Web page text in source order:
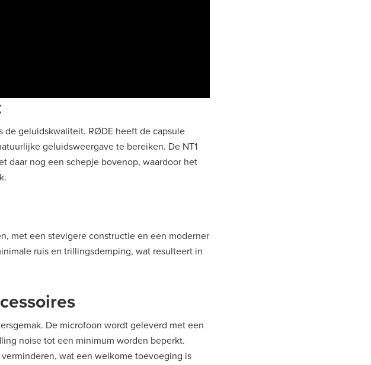
de geluidskwaliteit. RØDE heeft de capsule
geluidsweergave te bereiken. De NT1
daar nog een schepje bovenop, waardoor het
met een stevigere constructie en een moderner
ruis en trillingsdemping, wat resulteert in
De microfoon wordt geleverd met een
noise tot een minimum worden beperkt.
wat een welkome toevoeging is